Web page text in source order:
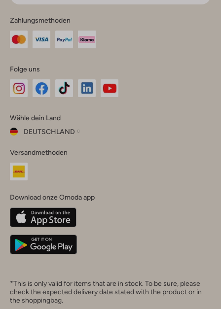
Zahlungsmethoden
Folge uns
Instagram
Facebook
TikTok
Wähle dein Land
DEUTSCHLAND
dein
Land
Belgique(Français)
Deutschland
Versandmethoden
Download onze Omoda app
*This is only valid for items that are in stock. To be sure, please
check the expected delivery date stated with the product or in
the shoppingbag.